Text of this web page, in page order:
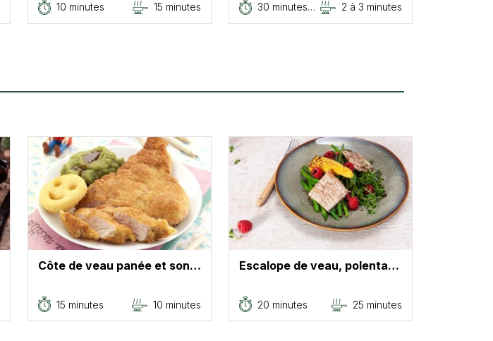
10 minutes 15 minutes 30 minutes… 2 à 3 minutes
Côte de veau panée et son…
15 minutes 10 minutes
Escalope de veau, polenta…
20 minutes 25 minutes